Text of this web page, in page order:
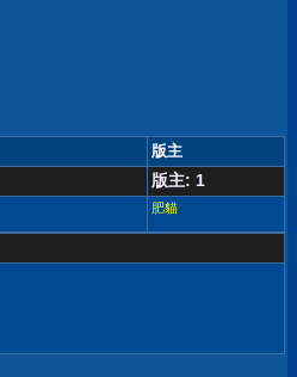
版主
版主: 1
肥貓